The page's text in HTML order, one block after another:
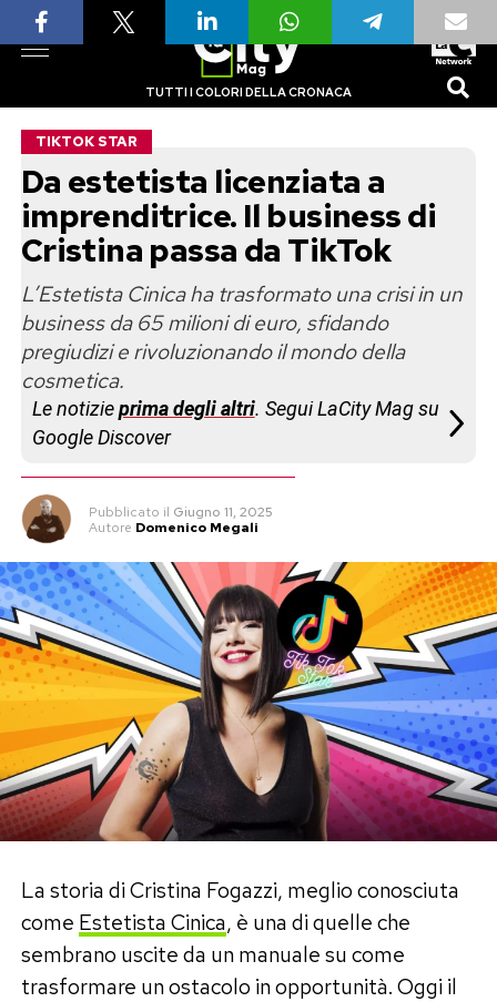
TUTTI I COLORI DELLA CRONACA
TIKTOK STAR
Da estetista licenziata a
imprenditrice. Il business di
Cristina passa da TikTok
L’Estetista Cinica ha trasformato una crisi in un
business da 65 milioni di euro, sfidando
pregiudizi e rivoluzionando il mondo della
cosmetica.
Le notizieprima degli altri. Segui LaCity Mag su
Google Discover
Pubblicato il Giugno 11, 2025
Autore Domenico Megali
La storia di Cristina Fogazzi, meglio conosciuta
come Estetista Cinica, è una di quelle che
sembrano uscite da un manuale su come
trasformare un ostacolo in opportunità. Oggi il